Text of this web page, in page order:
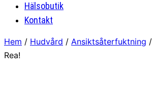
Hälsobutik
Kontakt
Hem / Hudvård / Ansiktsåterfuktning /
Rea!